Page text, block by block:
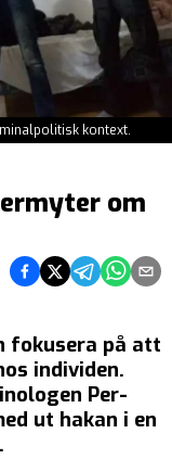
kontext.
om
Dela på Facebook
Dela på Twitter
Dela påDela på
Dela
fokusera på att
individen.
Per-
ut hakan i en